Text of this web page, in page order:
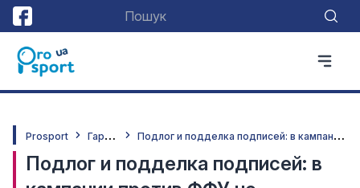
Prosport Г
аряча кнопка П
одлог и подделка подписей: в кампании против ФФУ не гнушаются использовать даже умерших
Подлог и подделка подписей: в